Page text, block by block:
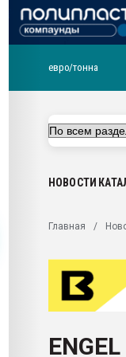
29.07.2026 ФРП помог
Вакуум-формовочные
28.07.2026
первый план в
пластмасс
ситуацией на
евро/тонна
НОВОСТИ
Главная